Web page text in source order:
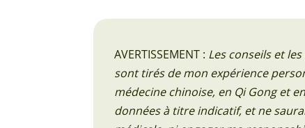
AVERTISSEMENT : Les conseils et
sont tirés de mon expérience
médecine chinoise, en Qi Gong et
données à titre indicatif, et ne